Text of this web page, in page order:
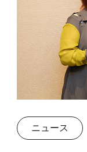
ニュース